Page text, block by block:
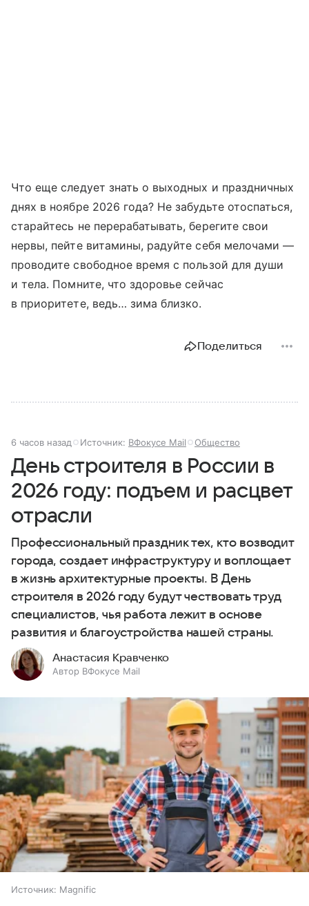
Что еще следует знать о выходных и праздничных
днях в ноябре 2026 года? Не забудьте отоспаться,
старайтесь не перерабатывать, берегите свои
нервы, пейте витамины, радуйте себя мелочами —
проводите свободное время с пользой для души
и тела. Помните, что здоровье сейчас
в приоритете, ведь… зима близко.
Поделиться
6 часов назад Источник: ВФокусе Mail Общество
День строителя в России в
2026 году: подъем и расцвет
отрасли
Профессиональный праздник тех, кто возводит
города, создает инфраструктуру и воплощает
в жизнь архитектурные проекты. В День
строителя в 2026 году будут чествовать труд
специалистов, чья работа лежит в основе
развития и благоустройства нашей страны.
Анастасия Кравченко
Автор ВФокусе Mail
Источник: Magnific